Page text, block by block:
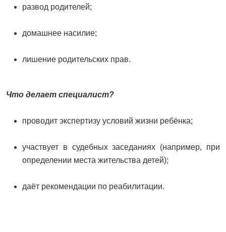
развод родителей;
домашнее насилие;
лишение родительских прав.
Что делает специалист?
проводит экспертизу условий жизни ребёнка;
участвует в судебных заседаниях (например, при
определении места жительства детей);
даёт рекомендации по реабилитации.